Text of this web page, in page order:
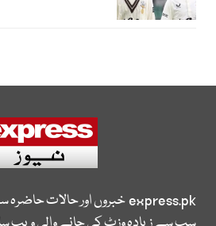
express.pkخبروں اور حالات